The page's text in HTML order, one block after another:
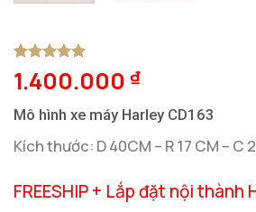
5trên 5
dựa trên
1
1.400.000 ₫
Mô hình xe máy Harley CD163
Kích thước: D 40CM – R 17 CM – C
FREESHIP + Lắp đặt nội thành